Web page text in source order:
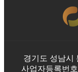
경기도 성남시
사업자등록번호